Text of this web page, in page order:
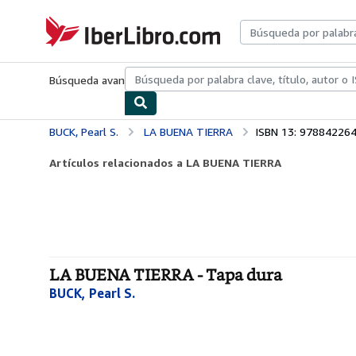
IberLibro.com
Búsqueda avanzadaColecciones Libros antiguosArte y
BUCK, Pearl S. LA BUENA TIERRA ISBN 13:
Artículos relacionados a LA BUENA TIERRA
LA BUENA TIERRA - Tapa dura
BUCK, Pearl S.